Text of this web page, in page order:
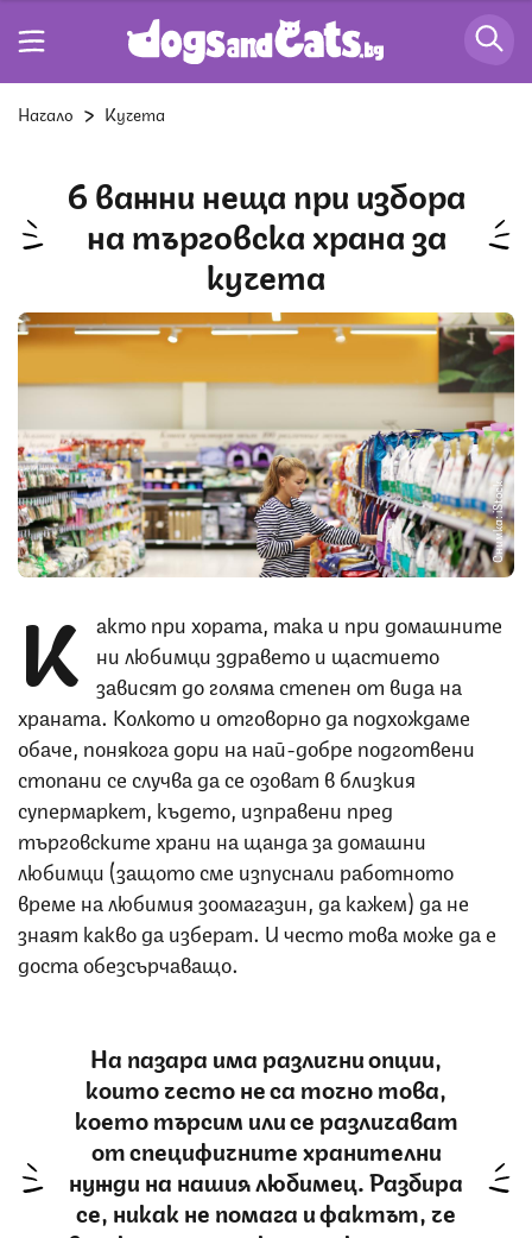
Начало Кучета
6 важни неща при избора
на търговска храна за
кучета
Снимка: iStock
К акто при хората, така и при домашните
ни любимци здравето и щастието
зависят до голяма степен от вида на
храната. Колкото и отговорно да подхождаме
обаче, понякога дори на най-добре подготвени
стопани се случва да се озоват в близкия
супермаркет, където, изправени пред
търговските храни на щанда за домашни
любимци (защото сме изпуснали работното
време на любимия зоомагазин, да кажем) да не
знаят какво да изберат. И често това може да е
доста обезсърчаващо.
На пазара има различни опции,
които често не са точно това,
което търсим или се различават
от специфичните хранителни
нужди на нашия любимец. Разбира
се, никак не помага и фактът, че